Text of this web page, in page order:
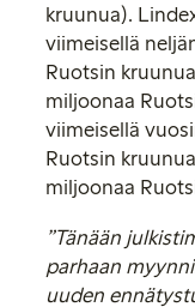
kruunua).
viimeisellä
Ruotsin
miljoonaa
viimeisellä
Ruotsin
miljoonaa
”Tänään
parhaan
uuden